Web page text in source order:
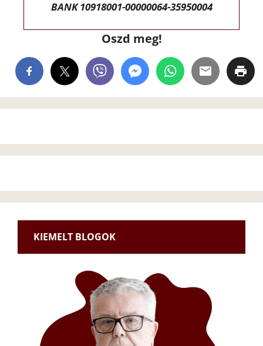
BANK 10918001-00000064-35950004
Oszd meg!
KIEMELT BLOGOK